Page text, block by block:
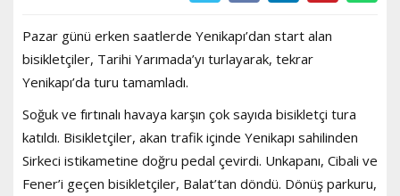
Pazar günü erken saatlerde Yenikapı’dan start alan
bisikletçiler, Tarihi Yarımada’yı turlayarak, tekrar
Yenikapı’da turu tamamladı.
Soğuk ve fırtınalı havaya karşın çok sayıda bisikletçi tura
katıldı. Bisikletçiler, akan trafik içinde Yenikapı sahilinden
Sirkeci istikametine doğru pedal çevirdi. Unkapanı, Cibali ve
Fener’i geçen bisikletçiler, Balat’tan döndü. Dönüş parkuru,